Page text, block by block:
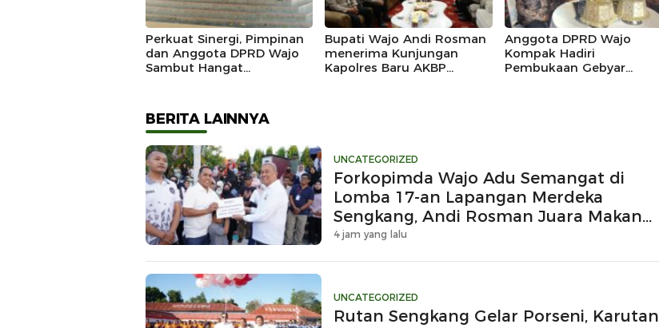
Perkuat Sinergi, Pimpinan
dan Anggota DPRD Wajo
Sambut Hangat
Bupati Wajo Andi Rosman
menerima Kunjungan
Kapolres Baru AKBP
Anggota DPRD Wajo
Kompak Hadiri
Pembukaan Gebyar
BERITA LAINNYA
UNCATEGORIZED
Forkopimda Wajo Adu Semangat di
Lomba 17-an Lapangan Merdeka
Sengkang, Andi Rosman Juara Makan
Krupuk
4 jam yang lalu
UNCATEGORIZED
Rutan Sengkang Gelar Porseni, Karutan